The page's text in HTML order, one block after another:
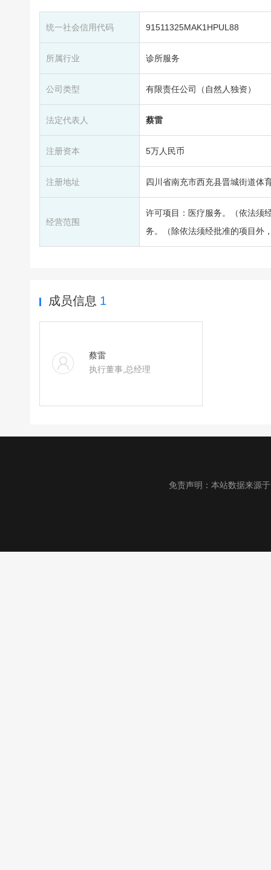
统一社会信用代码 91511325MAK1HPUL88
所属行业 诊所服务
公司类型 有限责任公司（自然人独资）
法定代表人 蔡雷
注册资本 5万人民币
注册地址 四川省南充市西充县晋城街道体
经营范围
许可项目：医疗服务。（依法须
务。（除依法须经批准的项目外
成员信息 1
蔡雷
执行董事,总经理
免责声明：本站数据来源